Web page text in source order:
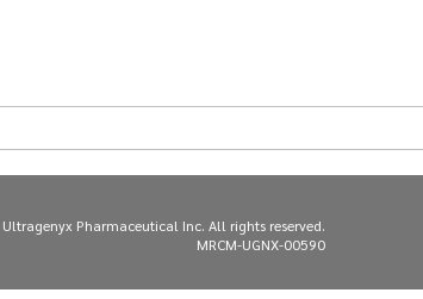
Ultragenyx Pharmaceutical Inc. All rights reserved.
MRCM-UGNX-00590